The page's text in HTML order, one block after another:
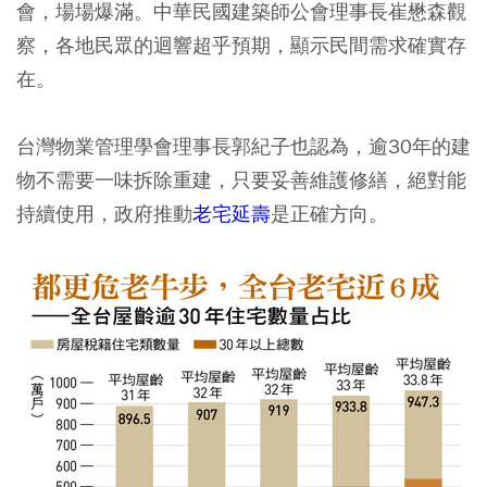
會，場場爆滿。中華民國建築師公會理事長崔懋森觀
察，各地民眾的迴響超乎預期，顯示民間需求確實存
在。
台灣物業管理學會理事長郭紀子也認為，逾30年的建
物不需要一味拆除重建，只要妥善維護修繕，絕對能
持續使用，政府推動老宅延壽是正確方向。